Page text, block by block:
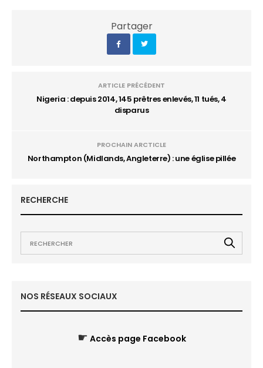
Partager
ARTICLE PRÉCÉDENT
Nigeria : depuis 2014, 145 prêtres enlevés, 11 tués, 4
disparus
PROCHAIN ARCTICLE
Northampton (Midlands, Angleterre) : une église pillée
RECHERCHE
NOS RÉSEAUX SOCIAUX
☛ Accès page Facebook